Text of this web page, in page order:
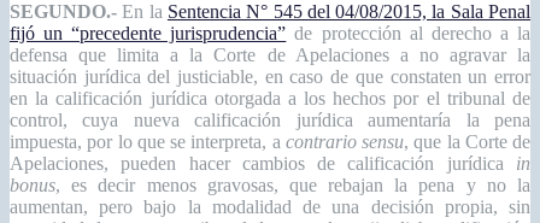
SEGUNDO.- En la Sentencia N° 545 del 04/08/2015, la Sala Penal
fijó un “precedente jurisprudencia” de protección al derecho a la
defensa que limita a la Corte de Apelaciones a no agravar la
situación jurídica del justiciable, en caso de que constaten un error
en la calificación jurídica otorgada a los hechos por el tribunal de
control, cuya nueva calificación jurídica aumentaría la pena
impuesta, por lo que se interpreta, a contrario sensu, que la Corte de
Apelaciones, pueden hacer cambios de calificación jurídica in
bonus, es decir menos gravosas, que rebajan la pena y no la
aumentan, pero bajo la modalidad de una decisión propia, sin